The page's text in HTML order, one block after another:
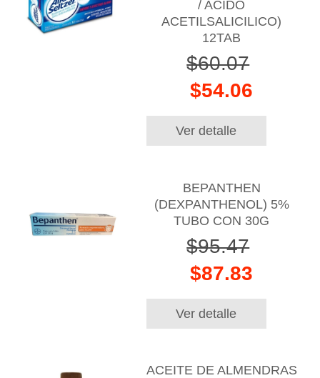
/ ACIDO
ACETILSALICILICO)
12TAB
$60.07
$54.06
Ver detalle
BEPANTHEN
(DEXPANTHENOL) 5%
TUBO CON 30G
$95.47
$87.83
Ver detalle
ACEITE DE ALMENDRAS